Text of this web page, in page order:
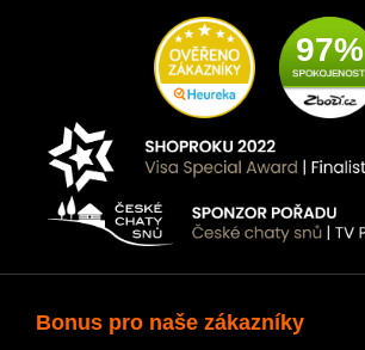
97%
Bonus pro naše zákazníky